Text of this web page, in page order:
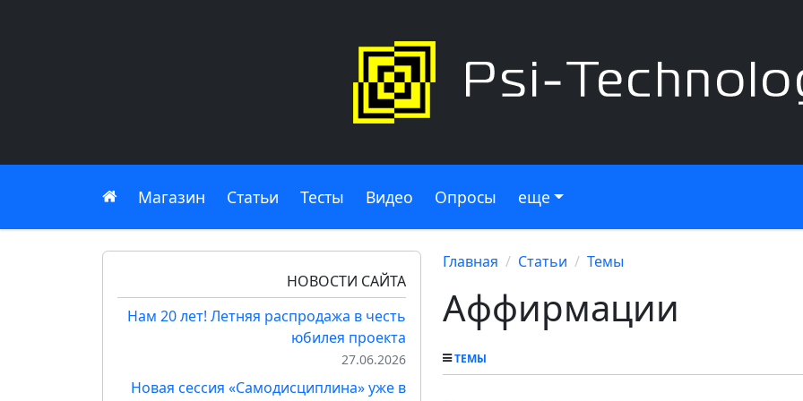
Главная
Магазин Статьи Тесты Видео Опросы еще
НОВОСТИ САЙТА
Нам 20 лет! Летняя распродажа в честь
юбилея проекта
27.06.2026
Новая сессия «Самодисциплина» уже в
Главная Статьи Темы
Аффирмации
ТЕМЫ